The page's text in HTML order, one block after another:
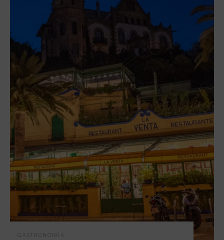
GASTRONOMÍA